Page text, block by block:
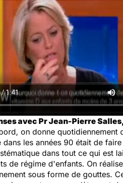
avec Pr Jean-Pierre
on donne quotidiennement
dans les années 90 était de
dans tout ce qui est
de régime d'enfants. On
sous forme de gouttes.